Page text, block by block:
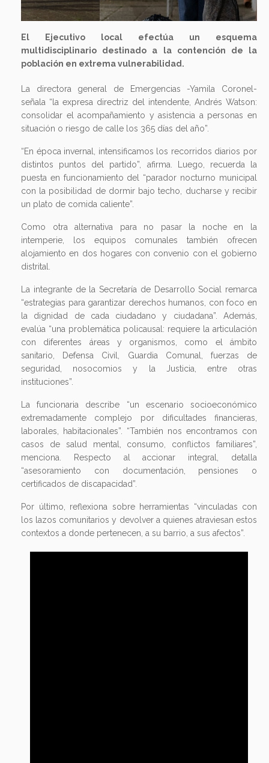
multidisciplinario destinado a la contención de la
población en extrema vulnerabilidad.
La directora general de Emergencias -Yamila Coronel-
señala “la expresa directriz del intendente, Andrés Watson:
consolidar el acompañamiento y asistencia a personas en
situación o riesgo de calle los 365 días del año”.
“En época invernal, intensificamos los recorridos diarios por
distintos puntos del partido”, afirma. Luego, recuerda la
puesta en funcionamiento del “parador nocturno municipal
con la posibilidad de dormir bajo techo, ducharse y recibir
un plato de comida caliente”.
Como otra alternativa para no pasar la noche en la
intemperie, los equipos comunales también ofrecen
alojamiento en dos hogares con convenio con el gobierno
distrital.
La integrante de la Secretaría de Desarrollo Social remarca
“estrategias para garantizar derechos humanos, con foco en
la dignidad de cada ciudadano y ciudadana”. Además,
evalúa “una problemática policausal: requiere la articulación
con diferentes áreas y organismos, como el ámbito
sanitario, Defensa Civil, Guardia Comunal, fuerzas de
seguridad, nosocomios y la Justicia, entre otras
instituciones”.
La funcionaria describe “un escenario socioeconómico
extremadamente complejo por dificultades financieras,
laborales, habitacionales”. “También nos encontramos con
casos de salud mental, consumo, conflictos familiares”,
menciona. Respecto al accionar integral, detalla
“asesoramiento con documentación, pensiones o
certificados de discapacidad”.
Por último, reflexiona sobre herramientas “vinculadas con